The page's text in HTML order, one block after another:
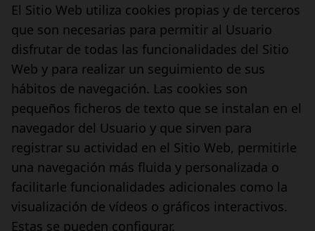
El Sitio Web utiliza cookies propias y de terceros
que son necesarias para permitir al Usuario
disfrutar de todas las funcionalidades del Sitio
Web y para realizar un seguimiento de sus
hábitos de navegación. Las cookies son
pequeños ficheros de texto que se instalan en el
navegador del Usuario y que sirven para
registrar su actividad en el Sitio Web, permitirle
una navegación más fluida y personalizada o
facilitarle funcionalidades adicionales como la
visualización de vídeos o gráficos interactivos.
Estas se pueden configurar.